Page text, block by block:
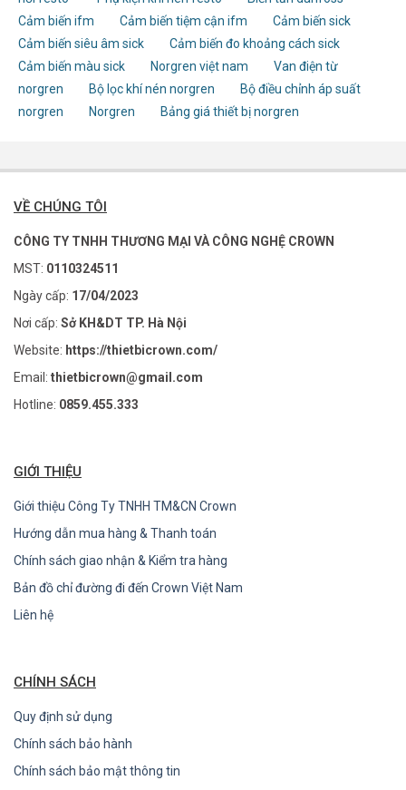
Cảm biến ifm
Cảm biến tiệm cận ifm
Cảm biến sick
Cảm biến siêu âm sick
Cảm biến đo khoảng cách sick
Cảm biến màu sick
Norgren việt nam
Van điện từ
norgren
Bộ lọc khí nén norgren
Bộ điều chỉnh áp suất
norgren
Norgren Bảng giá thiết bị norgren
VỀ CHÚNG TÔI
CÔNG TY TNHH THƯƠNG MẠI VÀ CÔNG NGHỆ CROWN
MST: 0110324511
Ngày cấp: 17/04/2023
Nơi cấp: Sở KH&DT TP. Hà Nội
Website: https://thietbicrown.com/
Email: thietbicrown@gmail.com
Hotline: 0859.455.333
GIỚI THIỆU
Giới thiệu Công Ty TNHH TM&CN Crown
Hướng dẫn mua hàng & Thanh toán
Chính sách giao nhận & Kiểm tra hàng
Bản đồ chỉ đường đi đến Crown Việt Nam
Liên hệ
CHÍNH SÁCH
Quy định sử dụng
Chính sách bảo hành
Chính sách bảo mật thông tin